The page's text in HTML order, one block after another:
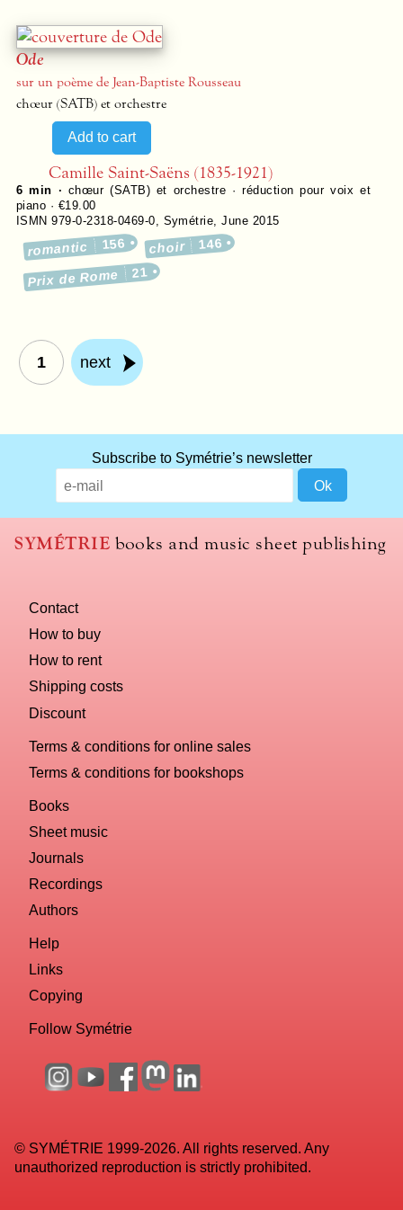
Ode
sur un poème de Jean-Baptiste Rousseau
chœur (SATB) et orchestre
Camille Saint-Saëns (1835-1921)
6 min · chœur (SATB) et orchestre · réduction pour voix et
piano · €19.00
ISMN 979-0-2318-0469-0, Symétrie,June 2015
romantic 156 choir 146
Prix de Rome 21
1 next
Subscribe to Symétrie’s newsletter
SYMÉTRIE books and music sheet publishing
Contact
How to buy
How to rent
Shipping costs
Discount
Terms & conditions for online sales
Terms & conditions for bookshops
Books
Sheet music
Journals
Recordings
Authors
Help
Links
Copying
Follow Symétrie
© SYMÉTRIE 1999-2026. All rights reserved. Any
unauthorized reproduction is strictly prohibited.